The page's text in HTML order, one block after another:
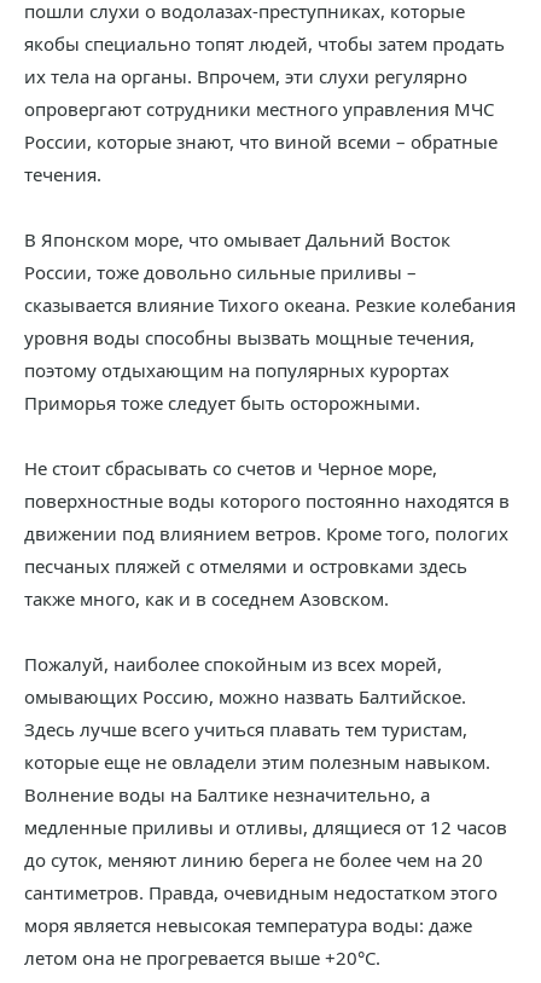
пошли слухи о водолазах-преступниках, которые
якобы специально топят людей, чтобы затем продать
их тела на органы. Впрочем, эти слухи регулярно
опровергают сотрудники местного управления МЧС
России, которые знают, что виной всеми – обратные
течения.
В Японском море, что омывает Дальний Восток
России, тоже довольно сильные приливы –
сказывается влияние Тихого океана. Резкие колебания
уровня воды способны вызвать мощные течения,
поэтому отдыхающим на популярных курортах
Приморья тоже следует быть осторожными.
Не стоит сбрасывать со счетов и Черное море,
поверхностные воды которого постоянно находятся в
движении под влиянием ветров. Кроме того, пологих
песчаных пляжей с отмелями и островками здесь
также много, как и в соседнем Азовском.
Пожалуй, наиболее спокойным из всех морей,
омывающих Россию, можно назвать Балтийское.
Здесь лучше всего учиться плавать тем туристам,
которые еще не овладели этим полезным навыком.
Волнение воды на Балтике незначительно, а
медленные приливы и отливы, длящиеся от 12 часов
до суток, меняют линию берега не более чем на 20
сантиметров. Правда, очевидным недостатком этого
моря является невысокая температура воды: даже
летом она не прогревается выше +20°С.